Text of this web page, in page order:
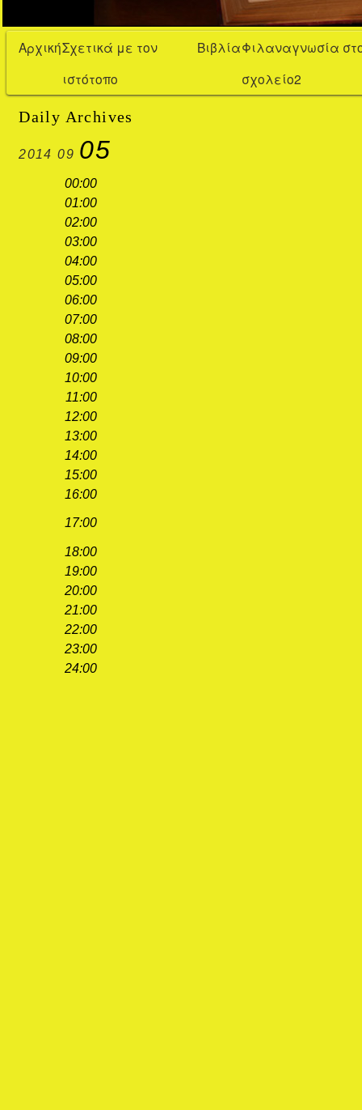
ΑρχικήΣχετικά με τον
ιστότοπο
ΒιβλίαΦιλαναγνωσία
σχολείο2
Daily Archives
2014 09 05
00:00
01:00
02:00
03:00
04:00
05:00
06:00
07:00
08:00
09:00
10:00
11:00
12:00
13:00
14:00
15:00
16:00
17:00
18:00
19:00
20:00
21:00
22:00
23:00
24:00